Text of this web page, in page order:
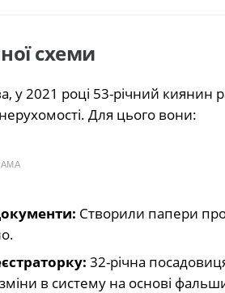
схеми
у 2021 році 53-річний
Для цього вони:
Створили папери про
32-річна
в систему на основі